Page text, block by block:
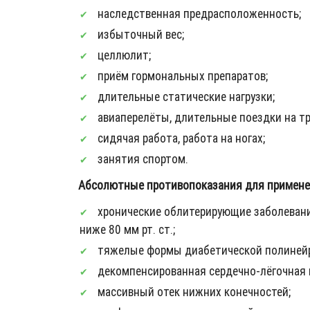
наследственная предрасположенность;
избыточный вес;
целлюлит;
приём гормональных препаратов;
длительные статические нагрузки;
авиаперелёты, длительные поездки на
сидячая работа, работа на ногах;
занятия спортом.
Абсолютные противопоказания для
хронические облитерирующие
ниже 80 мм рт. ст.;
тяжелые формы диабетической
декомпенсированная сердечно-
массивный отек нижних конечностей;